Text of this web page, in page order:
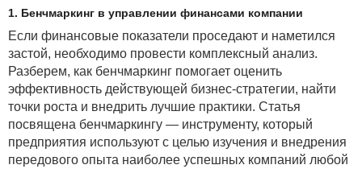
1. Бенчмаркинг в управлении финансами компании
Если финансовые показатели проседают и наметился
застой, необходимо провести комплексный анализ.
Разберем, как бенчмаркинг помогает оценить
эффективность действующей бизнес-стратегии, найти
точки роста и внедрить лучшие практики. Статья
посвящена бенчмаркингу — инструменту, который
предприятия используют с целью изучения и внедрения
передового опыта наиболее успешных компаний любой